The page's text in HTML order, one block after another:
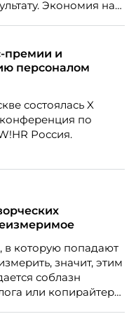
Экономия на
премии и
персоналом
состоялась X
по
Россия.
в которую попадают
значит, этим
соблазн
или копирайтера